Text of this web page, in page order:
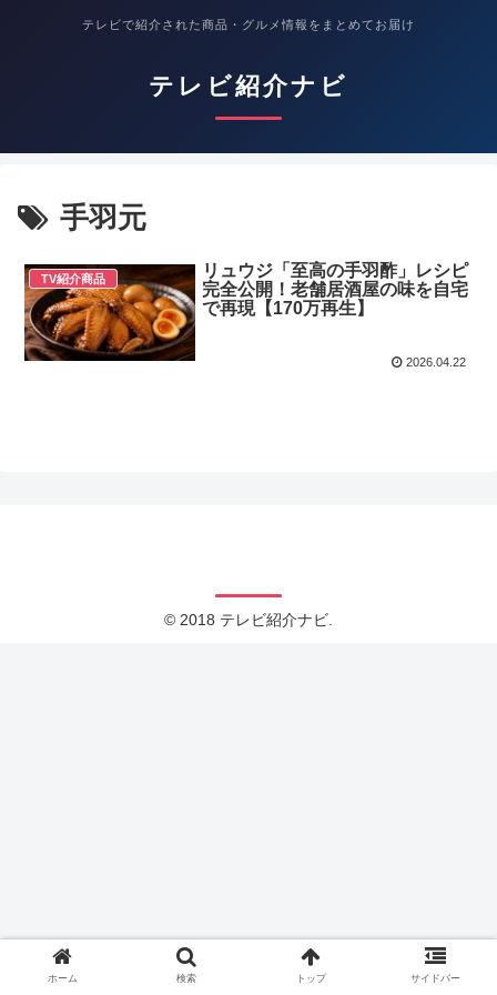
テレビで紹介された商品・グルメ情報をまとめてお届け
テレビ紹介ナビ
手羽元
TV紹介商品
リュウジ「至高の手羽酢」レシピ
完全公開！老舗居酒屋の味を自宅
で再現【170万再生】
2026.04.22
© 2018 テレビ紹介ナビ.
ホーム 検索 トップ サイドバー